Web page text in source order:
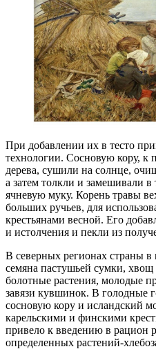
При добавлении их в тесто
технологии. Сосновую кору, к
дерева, сушили на солнце,
а затем толкли и замешивали
ячневую муку. Корень травы
больших ручьев, для
крестьянами весной. Его
и истолчения и пекли из
В северных регионах страны
семяна пастушьей сумки,
болотные растения, молодые
завязи кувшинок. В голодные
сосновую кору и исландский
карельскими и финскими
привело к введению в рацион
определенных растений-